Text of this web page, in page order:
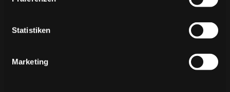
Statistiken
Marketing